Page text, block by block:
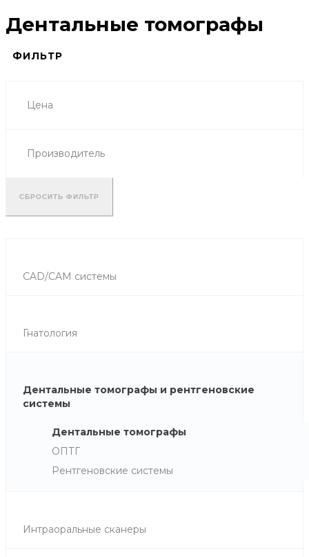
Дентальные томографы
ФИЛЬТР
Цена
Производитель
СБРОСИТЬ ФИЛЬТР
CAD/CAM системы
Гнатология
Дентальные томографы и рентгеновские
системы
Дентальные томографы
ОПТГ
Рентгеновские системы
Интраоральные сканеры